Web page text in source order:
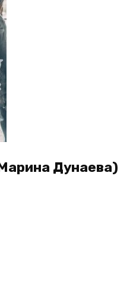
Дунаева)